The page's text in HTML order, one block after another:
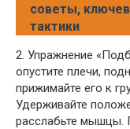
советы,
тактики
2. Упражнение
опустите плечи,
прижимайте его к
Удерживайте
расслабьте мышцы.